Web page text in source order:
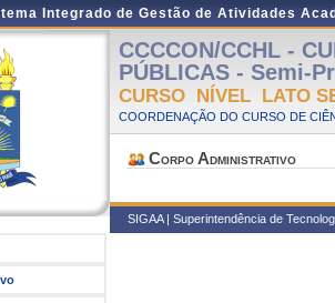
Integrado de Gestão de Atividades
CCCCON/CCHL -
PÚBLICAS - Semi-
CURSO NÍVEL LATO
COORDENAÇÃO DO CURSO DE
Corpo Administrativo
SIGAA | Superintendência de